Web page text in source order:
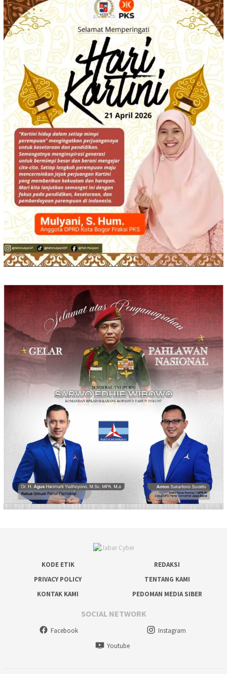
KODE ETIK
REDAKSI
PRIVACY POLICY
TENTANG KAMI
KONTAK KAMI
PEDOMAN MEDIA SIBER
SOCIAL NETWORK
Facebook
Instagram
Youtube